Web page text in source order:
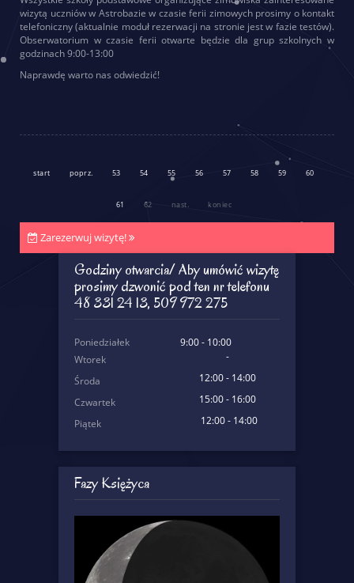
wizytą uczniów w Astrobazie w czasie ferii zimowych prosimy o kontakt
telefoniczny (aktualnie moduł rezerwacji na stronie jest w fazie testów).
Obserwatorium w czasie ferii otwarte będzie dla grup szkolnych w
godzinach9:00-13:00
Naprawdę warto nas odwiedzić!
start poprz. 53 54 55 56 57 58 59 60
61 62 nast. koniec
Zarezerwuj wizytę!
Godziny otwarcia/ Aby umówić wizytę
prosimy dzwonić pod ten nr telefonu
48 331 24 13, 509 972 275
Poniedziałek
9:00 - 10:00
Wtorek
-
Środa
12:00 - 14:00
Czwartek
15:00 - 16:00
Piątek
12:00 - 14:00
Fazy Księżyca